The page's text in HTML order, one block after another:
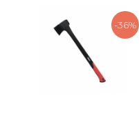
-36%